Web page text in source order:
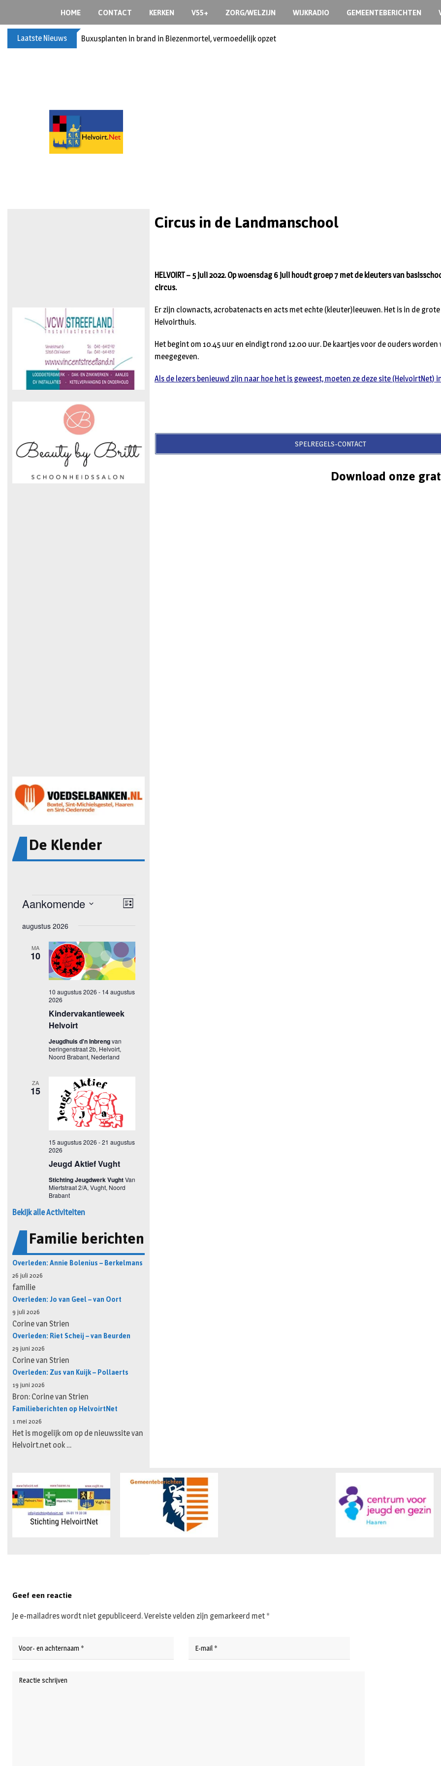
HOME CONTACT KERKEN V55+ ZORG/WELZIJN WIJKRADIO GEMEENTEBERICHTEN
Laatste Nieuws Buxusplanten in brand in Biezenmortel, vermoedelijk opzet
De Klender
Bekijk alle Activiteiten
Familie berichten
Overleden: Annie Bolenius – Berkelmans
26 juli 2026
familie
Overleden: Jo van Geel – van Oort
9 juli 2026
Corine van Strien
Overleden: Riet Scheij – van Beurden
29 juni 2026
Corine van Strien
Overleden: Zus van Kuijk – Pollaerts
19 juni 2026
Bron: Corine van Strien
Familieberichten op HelvoirtNet
1 mei 2026
Het is mogelijk om op de nieuwssite van
Helvoirt.net ook …
Circus in de Landmanschool
HELVOIRT – 5 juli 2022. Op woensdag 6 juli houdt groep 7 met de kleuters van
circus.
Er zijn clownacts, acrobatenacts en acts met echte (kleuter)leeuwen. Het is in de
Helvoirthuis.
Het begint om 10.45 uur en eindigt rond 12.00 uur. De kaartjes voor de ouders worden
meegegeven.
Als de lezers benieuwd zijn naar hoe het is geweest, moeten ze deze site (HelvoirtNet)
SPELREGELS-CONTACT
Download onze
Geef een reactie
Je e-mailadres wordt niet gepubliceerd.Vereiste velden zijn gemarkeerd met *